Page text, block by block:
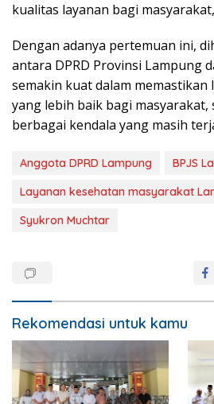
kualitas layanan bagi
Dengan adanya pertemuan ini,
antara DPRD Provinsi Lampung
semakin kuat dalam memastikan
yang lebih baik bagi masyarakat,
berbagai kendala yang masih
Anggota DPRD Lampung
BPJS
Layanan kesehatan masyarakat
Syukron Muchtar
Rekomendasi untuk kamu